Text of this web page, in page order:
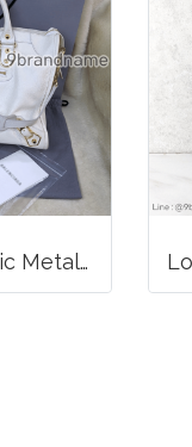
Balenciaga Classic Metallic Edge City Bag